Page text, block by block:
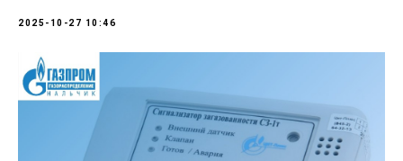
2025-10-27 10:46